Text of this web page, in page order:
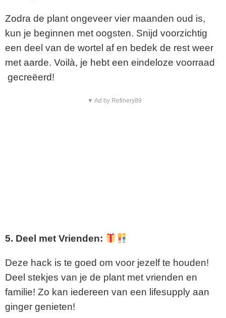
Zodra de plant ongeveer vier maanden oud is,
kun je beginnen met oogsten. Snijd voorzichtig
een deel van de wortel af en bedek de rest weer
met aarde. Voilà, je hebt een eindeloze voorraad
gecreëerd!
▼ Ad by Refinery89
5. Deel met Vrienden:
Deze hack is te goed om voor jezelf te houden!
Deel stekjes van je de plant met vrienden en
familie! Zo kan iedereen van een lifesupply aan
ginger genieten!